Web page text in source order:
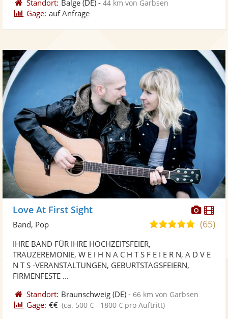
Standort: Balge (DE) -44 km von Garbsen
Gage: auf Anfrage
Love At First Sight
5,0(65)
Band, Pop
IHRE BAND FÜR IHRE HOCHZEITSFEIER,
TRAUZEREMONIE, W E I H N A C H T S F E I E R N, A D V E
N T S -VERANSTALTUNGEN, GEBURTSTAGSFEIERN,
FIRMENFESTE ...
Standort: Braunschweig (DE) -66 km von Garbsen
Gage: €€ (ca. 500 € - 1800 € pro Auftritt)